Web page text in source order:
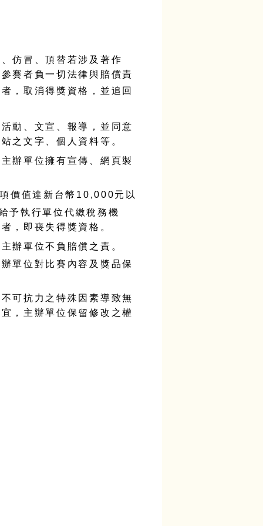
仿冒、頂替若涉及著作
賽者負一切法律與賠償責
，取消得獎資格，並追回
動、文宣、報導，並同意
之文字、個人資料等。
辦單位擁有宣傳、網頁製
價值達新台幣 10,000元以
予執行單位代繳稅務機
，即喪失得獎資格。
辦單位不負賠償之責。
單位對比賽內容及獎品保
可抗力之特殊因素導致無
，主辦單位保留修改之權